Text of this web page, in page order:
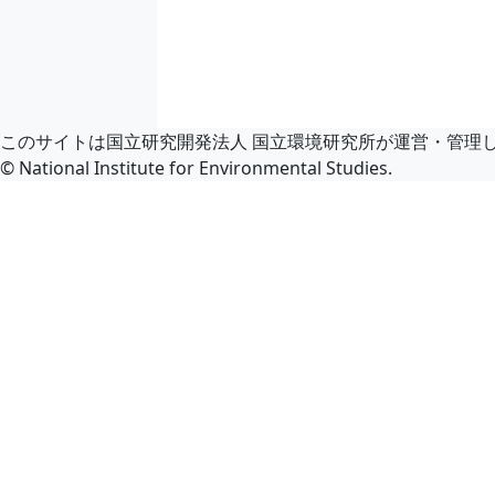
このサイトは国立研究開発法人 国立環境研究所が運営・管理
© National Institute for Environmental Studies.